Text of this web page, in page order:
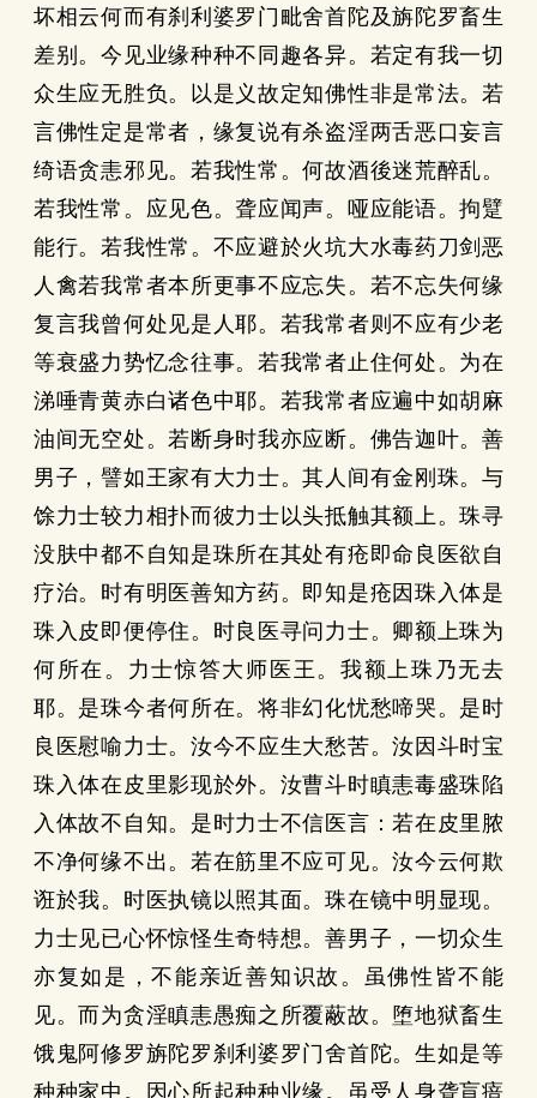
坏相云何而有刹利婆罗门毗舍首陀及旃陀罗畜生
差别。今见业缘种种不同趣各异。若定有我一切
众生应无胜负。以是义故定知佛性非是常法。若
言佛性定是常者，缘复说有杀盗淫两舌恶口妄言
绮语贪恚邪见。若我性常。何故酒後迷荒醉乱。
若我性常。应见色。聋应闻声。哑应能语。拘躄
能行。若我性常。不应避於火坑大水毒药刀剑恶
人禽若我常者本所更事不应忘失。若不忘失何缘
复言我曾何处见是人耶。若我常者则不应有少老
等衰盛力势忆念往事。若我常者止住何处。为在
涕唾青黄赤白诸色中耶。若我常者应遍中如胡麻
油间无空处。若断身时我亦应断。佛告迦叶。善
男子，譬如王家有大力士。其人间有金刚珠。与
馀力士较力相扑而彼力士以头抵触其额上。珠寻
没肤中都不自知是珠所在其处有疮即命良医欲自
疗治。时有明医善知方药。即知是疮因珠入体是
珠入皮即便停住。时良医寻问力士。卿额上珠为
何所在。力士惊答大师医王。我额上珠乃无去
耶。是珠今者何所在。将非幻化忧愁啼哭。是时
良医慰喻力士。汝今不应生大愁苦。汝因斗时宝
珠入体在皮里影现於外。汝曹斗时瞋恚毒盛珠陷
入体故不自知。是时力士不信医言：若在皮里脓
不净何缘不出。若在筋里不应可见。汝今云何欺
诳於我。时医执镜以照其面。珠在镜中明显现。
力士见已心怀惊怪生奇特想。善男子，一切众生
亦复如是，不能亲近善知识故。虽佛性皆不能
见。而为贪淫瞋恚愚痴之所覆蔽故。堕地狱畜生
饿鬼阿修罗旃陀罗刹利婆罗门舍首陀。生如是等
种种家中。因心所起种种业缘。虽受人身聋盲瘖